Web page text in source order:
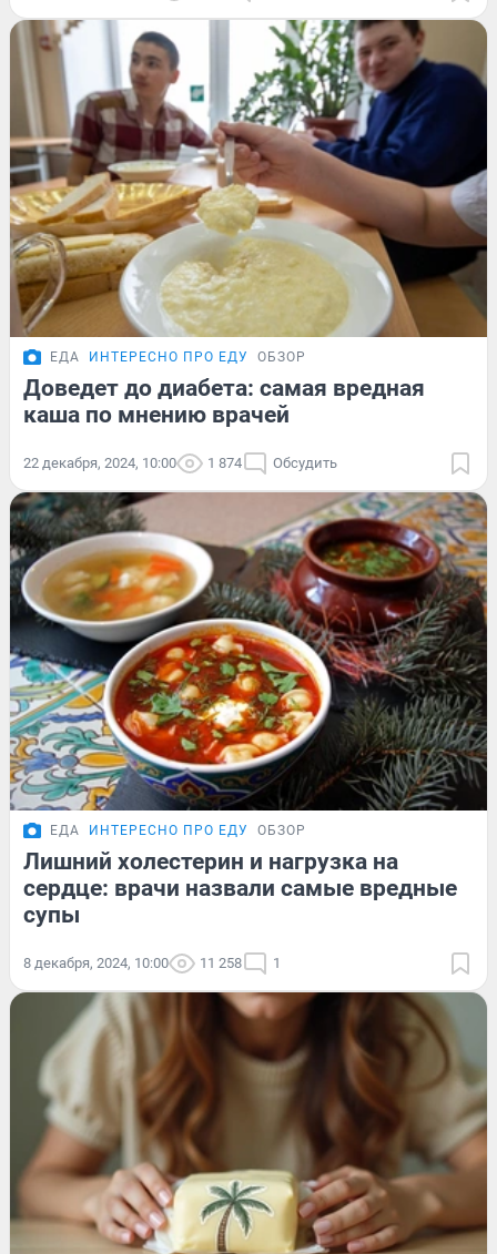
ЕДА ИНТЕРЕСНО ПРО ЕДУ ОБЗОР
Доведет до диабета: самая вредная
каша по мнению врачей
22 декабря, 2024, 10:00 1 874 Обсудить
ЕДА ИНТЕРЕСНО ПРО ЕДУ ОБЗОР
Лишний холестерин и нагрузка на
сердце: врачи назвали самые вредные
супы
8 декабря, 2024, 10:00 11 258 1